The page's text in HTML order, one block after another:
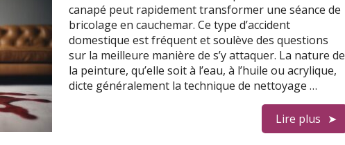
canapé peut rapidement transformer une séance de
bricolage en cauchemar. Ce type d’accident
domestique est fréquent et soulève des questions
sur la meilleure manière de s’y attaquer. La nature de
la peinture, qu’elle soit à l’eau, à l’huile ou acrylique,
dicte généralement la technique de nettoyage …
Lire plus